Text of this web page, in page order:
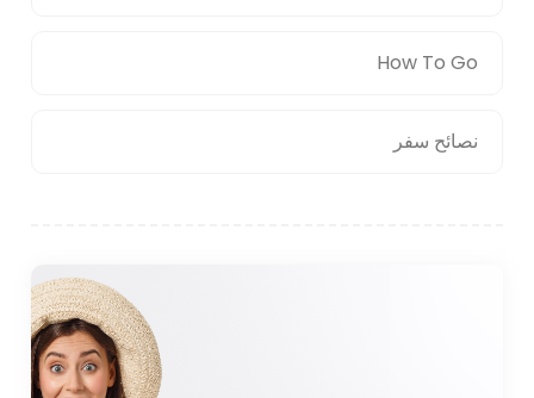
How To Go
نصائح سفر